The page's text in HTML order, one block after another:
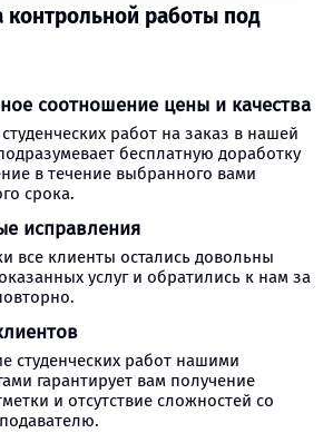
контрольной работы под
соотношение цены и качества
работ на заказ в нашей
бесплатную доработку
в течение выбранного вами
срока.
исправления
все клиенты остались довольны
услуг и обратились к нам за
студенческих работ нашими
гарантирует вам получение
и отсутствие сложностей со